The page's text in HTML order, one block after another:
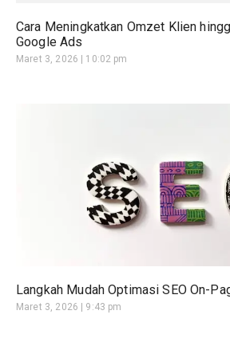
Cara Meningkatkan Omzet Klien
Google Ads
Maret 3, 2026 10:02 pm
Langkah Mudah Optimasi SEO On-
Maret 3, 2026 9:43 pm